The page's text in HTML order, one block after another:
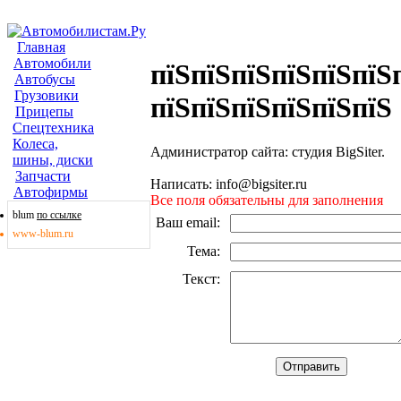
Главная
Автомобили
Автобусы
Грузовики
Прицепы
Спецтехника
Колеса,
шины, диски
Запчасти
Автофирмы
blum по ссылке
www-blum.ru
пїЅпїЅпїЅпїЅпїЅпїЅ
Администратор сайта: студия BigSiter.
Написать: info@bigsiter.ru
Все поля обязательны для заполнения
Ваш email:
Тема:
Текст: